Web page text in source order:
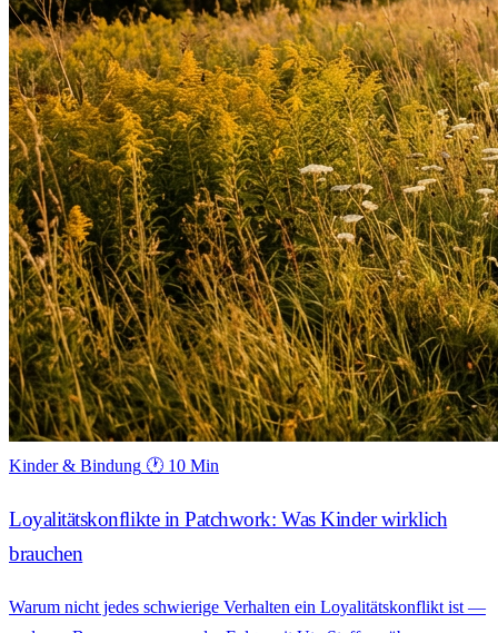
Kinder & Bindung 🕐 10 Min
Loyalitätskonflikte in Patchwork: Was Kinder wirklich
brauchen
Warum nicht jedes schwierige Verhalten ein Loyalitätskonflikt ist —